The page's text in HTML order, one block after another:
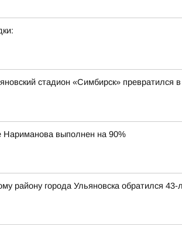
стадион «Симбирск» превратился
Нариманова выполнен на 90%
району города Ульяновска обратился